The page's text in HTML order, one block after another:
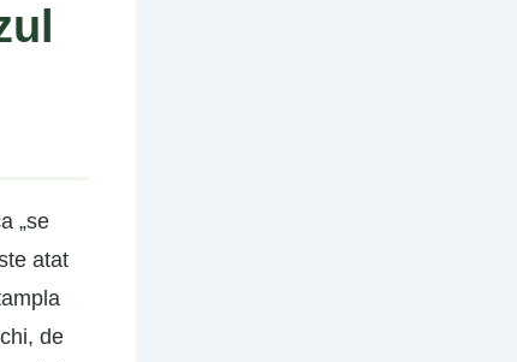
„se
atat
de